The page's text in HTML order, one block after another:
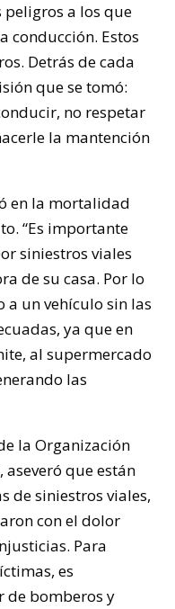
peligros a los que
conducción. Estos
Detrás de cada
que se tomó:
no respetar
la mantención
en la mortalidad
“Es importante
siniestros viales
de su casa. Por lo
a un vehículo sin las
ya que en
al supermercado
las
la Organización
que están
de siniestros viales,
con el dolor
Para
es
de bomberos y